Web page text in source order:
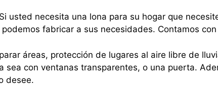
Si usted necesita una lona para su hogar que
fabricar a sus necesidades. Contamos
áreas, protección de lugares al aire libre de
sea con ventanas transparentes, o una puerta.
desee.